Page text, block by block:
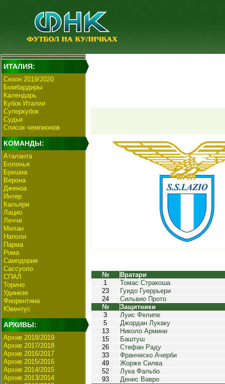
ИТАЛИЯ:
Сезон 2019/2020
Бомбардиры
Календарь
Кубок Италии
Суперкубок
Судьи
Список чемпионов
КОМАНДЫ:
Аталанта
Болонья
Брешиа
Верона
Дженоа
Интер
Кальяри
Лацио
Лечче
Милан
Наполи
Парма
Рома
Сампдория
Сассуоло
СПАЛ
Торино
Удинезе
Фиорентина
Ювентус
АРХИВЫ:
Архив 2018/2019
Архив 2017/2018
Архив 2016/2017
Архив 2015/2016
Архив 2014/2015
Архив 2013/2014
№
Вратари
1
Томас Стракоша
23
Гуидо Гуеррьери
24
Сильвио Прото
№
Защитники
3
Луис Фелипе
5
Джордан Лукаку
13
Николо Армини
15
Баштуш
26
Стефан Раду
33
Франческо Ачерби
49
Жорже Силва
52
Лука Фальбо
93
Денис Вавро